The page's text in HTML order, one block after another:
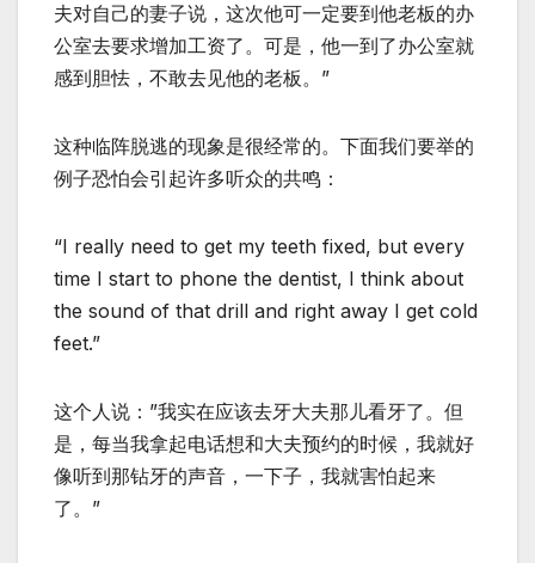
夫对自己的妻子说，这次他可一定要到他老板的办
公室去要求增加工资了。可是，他一到了办公室就
感到胆怯，不敢去见他的老板。”
这种临阵脱逃的现象是很经常的。下面我们要举的
例子恐怕会引起许多听众的共鸣：
“I really need to get my teeth fixed, but every
time I start to phone the dentist, I think about
the sound of that drill and right away I get cold
feet.”
这个人说：”我实在应该去牙大夫那儿看牙了。但
是，每当我拿起电话想和大夫预约的时候，我就好
像听到那钻牙的声音，一下子，我就害怕起来
了。”